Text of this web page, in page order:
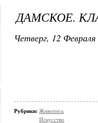
ДАМСКОЕ.
Четверг, 12
Рубрики: Живопись
Искусство